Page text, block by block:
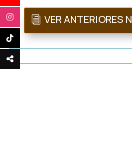
VER ANTERIORES